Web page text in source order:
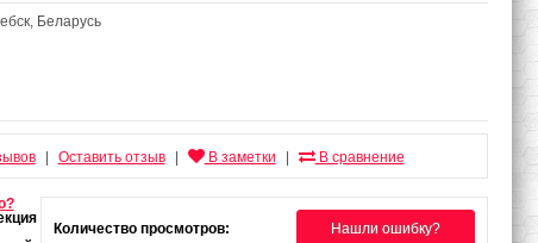
Беларусь
Оставить отзыв В заметки В сравнение
Нашли ошибку?
Количество просмотров: